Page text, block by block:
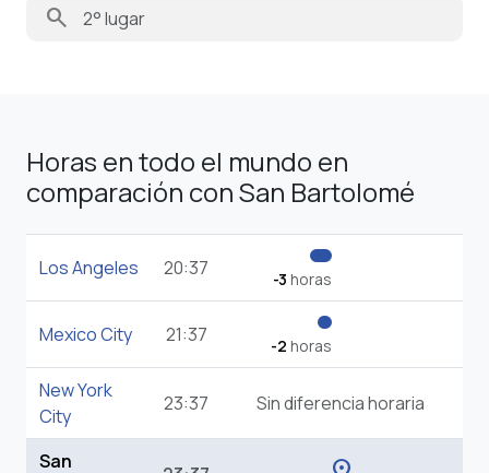
search
Horas en todo el mundo en
comparación con San Bartolomé
Los Angeles 20:37 -3 horas
Mexico City 21:37 -2 horas
New York
City
23:37 Sin diferencia horaria
San